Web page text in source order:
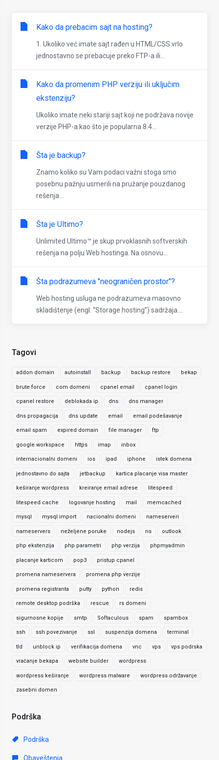
Tagovi
addon domain autoinstall backup backup restore bekap
brute force com domeni cpanel email cpanel login
cpanel restore deblokada ip dns dns manager
dns propagacija dns update email email podešavanje
email spam expired domain file manager ftp
google workspace https imap inbox
internacionalni domeni ios ipad iphone istek domena
jednostavno do sajta jetbackup kartica placanje visa master
keširanje wordpress kreiranje email adrese litespeed
litespeed cache logovanje hosting mail memcached
mysql mysql import nacionalni domeni nameserveri
nameservers neželjene poruke nodejs ns outlook
php ekstenzija php parametri php verzija phpmyadmin
placanje karticom pop3 pristup cpanel
promena nameservera promena php verzije
promena registranta putty python redis
remote desktop podrška rescue rs domeni
sigurnosne kopije smtp Softaculous spam spambox
ssh ssh povezivanje ssl suspenzija domena terminal
tld unblock ip verifikacija domena vnc vps vps podrska
vraćanje bekapa website builder wordpress
wordpress keširanje wordpress malware wordpress održavanje
zasebni domen
Podrška
Podrška
Obaveštenja
Kako da prebacim sajt na hosting?
1. Ukoliko već imate sajt rađen u HTML/CSS vrlo
jednostavno se prebacuje preko FTP-a ili...
Kako da promenim PHP verziju ili uključim
ekstenziju?
Ukoliko imate neki stariji sajt koji ne podržava novije
verzije PHP-a kao što je popularna 8.4...
Šta je backup?
Znamo koliko su Vam podaci važni stoga smo
posebnu pažnju usmerili na pružanje pouzdanog
rešenja...
Šta je Ultimo?
Unlimited Ultimo™ je skup prvoklasnih softverskih
rešenja na polju Web hostinga. Na osnovu...
Šta podrazumeva "neograničen prostor"?
Web hosting usluga ne podrazumeva masovno
skladištenje (engl. “Storage hosting”) sadržaja....